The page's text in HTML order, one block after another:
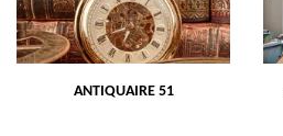
ANTIQUAIRE 51